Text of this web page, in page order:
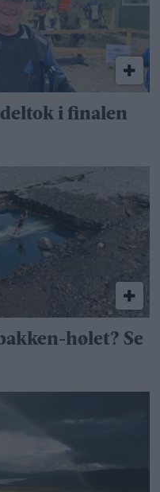
i finalen
hølet? Se